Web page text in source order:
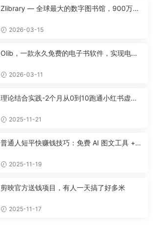
Zlibrary — 全球最大的数字图书馆，900万本
2026-03-15
Olib，一款永久免费的电子书软件，实现电子
2026-03-11
理论结合实践-2个月从0到10跑通小红书虚拟
2025-11-21
普通人短平快赚钱技巧：免费 AI 图文工具 +
2025-11-19
剪映官方送钱项目，有人一天搞了好多米
2025-11-17